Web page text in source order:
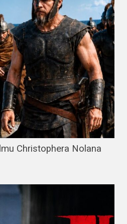
Christophera Nolana